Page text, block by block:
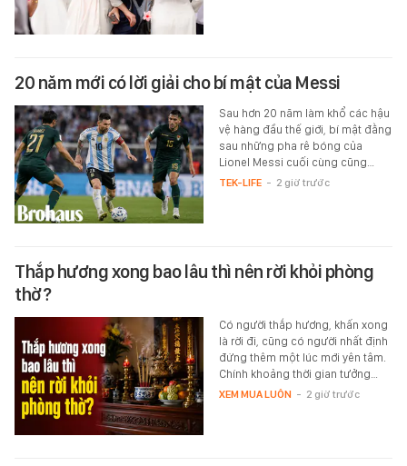
20 năm mới có lời giải cho bí mật của Messi
Sau hơn 20 năm làm khổ các hậu
vệ hàng đầu thế giới, bí mật đằng
sau những pha rê bóng của
Lionel Messi cuối cùng cũng…
TEK-LIFE - 2 giờ trước
Thắp hương xong bao lâu thì nên rời khỏi phòng
thờ?
Có người thắp hương, khấn xong
là rời đi, cũng có người nhất định
đứng thêm một lúc mới yên tâm.
Chính khoảng thời gian tưởng…
XEM MUA LUÔN - 2 giờ trước